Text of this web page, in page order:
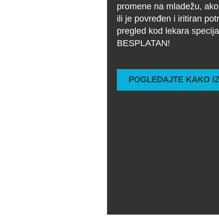
promene na mladežu,
ili je povređen i iritiran
pregled kod lekara
BESPLATAN!
POGLEDAJTE KAKO